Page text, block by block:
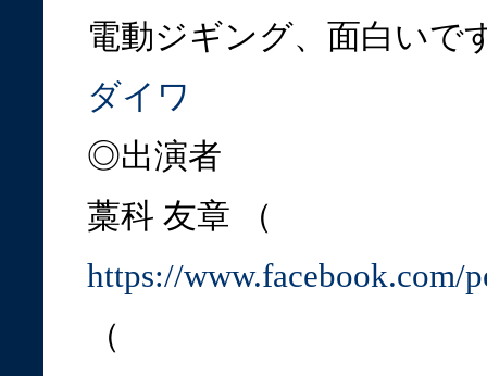
電動ジギング、面白いで
ダイワ
◎出演者
藁科 友章 （
https://www.facebook.com/
（